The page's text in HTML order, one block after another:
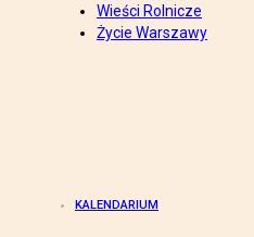
Wieści Rolnicze
Życie Warszawy
KALENDARIUM